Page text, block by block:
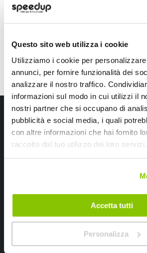
Questo sito web utilizza i cookie
Utilizziamo i cookie per
annunci, per fornire funzionalità dei
analizzare il nostro traffico.
informazioni sul modo in cui utilizzi il
nostri partner che si occupano di
pubblicità e social media, i quali
con altre informazioni che hai fornito
raccolto dal tuo utilizzo dei loro servizi.
Accetta tutti
Personalizza
Prezzo
32,70 €
Iscriviti alla
Ricevi subito uno sconto del 10% per il tuo
Iscrivimi